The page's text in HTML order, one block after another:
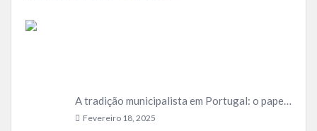
A tradição municipalista em Portugal: o papel indelével do poder local
Fevereiro 18, 2025